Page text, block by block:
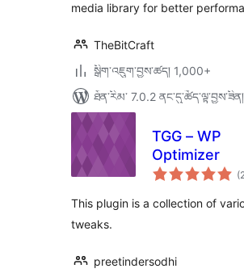
media library for better
TheBitCraft
སྒྲིག་འཇུག་བྱས་ཚད། 1,000+
ཐོན་རིམ་ 7.0.2 ནང་དུ་ཚོད་ལྟ་བྱས་ཟིན།
TGG – WP
Optimizer
This plugin is a collection of
tweaks.
preetindersodhi